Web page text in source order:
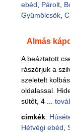
ebéd
Párolt,
Gyümölcsök,
Almás
A beáztatott
rászórjuk a
szeletelt
oldalassal.
sütőt, 4 ...
cimkék:
Hétvégi ebéd